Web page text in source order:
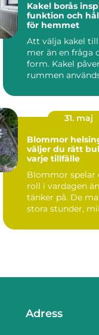
Kakel borås inspiration,
funktion och
för hemmet
Att välja kakel
mer än en fråga
form. Kakel
rummen
31. maj
Blommor
väljer du rätt
varje tillfälle
Blommor spelar
roll i vardagen
tänker på. De
stora stunder,
Adress